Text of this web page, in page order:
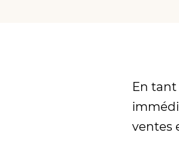
En
ventes